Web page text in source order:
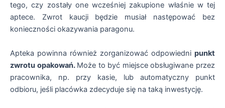
tego, czy zostały one wcześniej zakupione właśnie w tej
aptece. Zwrot kaucji będzie musiał następować bez
konieczności okazywania paragonu.
Apteka powinna również zorganizować odpowiedni punkt
zwrotu opakowań. Może to być miejsce obsługiwane przez
pracownika, np. przy kasie, lub automatyczny punkt
odbioru, jeśli placówka zdecyduje się na taką inwestycję.